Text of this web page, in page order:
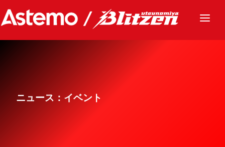
ニュース
グッズ
ニュース：イベント